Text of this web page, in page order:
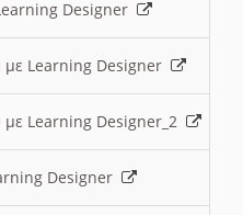
Designer
με Learning Designer
Learning Designer_2
Designer